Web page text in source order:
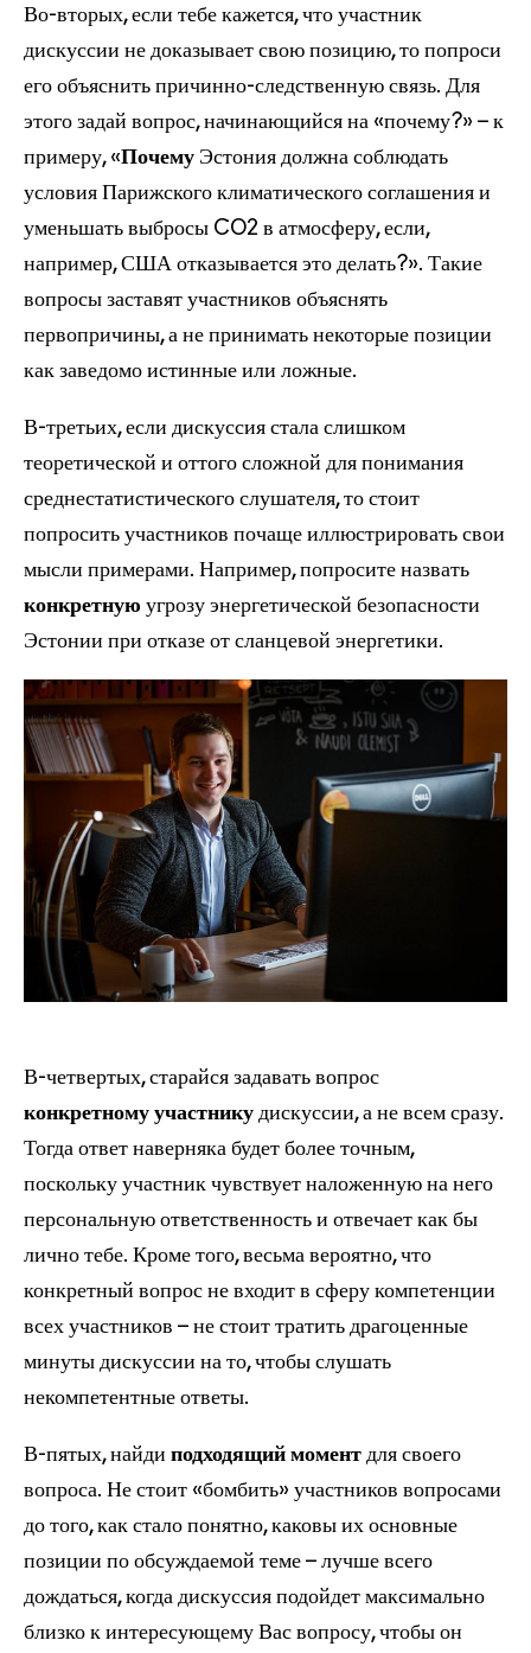
Во-вторых, если тебе кажется, что участник
дискуссии не доказывает свою позицию, то попроси
его объяснить причинно-следственную связь. Для
этого задай вопрос, начинающийся на «почему?» – к
примеру, «Почему Эстония должна соблюдать
условия Парижского климатического соглашения и
уменьшать выбросы CO2 в атмосферу, если,
например, США отказывается это делать?». Такие
вопросы заставят участников объяснять
первопричины, а не принимать некоторые позиции
как заведомо истинные или ложные.
В-третьих, если дискуссия стала слишком
теоретической и оттого сложной для понимания
среднестатистического слушателя, то стоит
попросить участников почаще иллюстрировать свои
мысли примерами. Например, попросите назвать
конкретную угрозу энергетической безопасности
Эстонии при отказе от сланцевой энергетики.
В-четвертых, старайся задавать вопрос
конкретному участнику дискуссии, а не всем сразу.
Тогда ответ наверняка будет более точным,
поскольку участник чувствует наложенную на него
персональную ответственность и отвечает как бы
лично тебе. Кроме того, весьма вероятно, что
конкретный вопрос не входит в сферу компетенции
всех участников – не стоит тратить драгоценные
минуты дискуссии на то, чтобы слушать
некомпетентные ответы.
В-пятых, найди подходящий момент для своего
вопроса. Не стоит «бомбить» участников вопросами
до того, как стало понятно, каковы их основные
позиции по обсуждаемой теме – лучше всего
дождаться, когда дискуссия подойдет максимально
близко к интересующему Вас вопросу, чтобы он